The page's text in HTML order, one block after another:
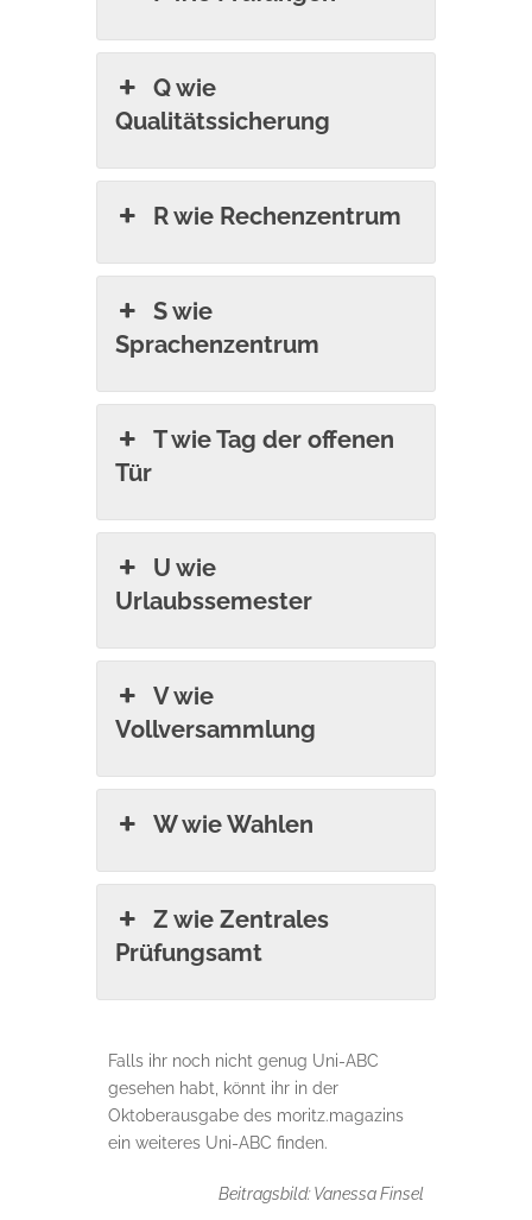
Q wie
Qualitätssicherung
R wie Rechenzentrum
S wie
Sprachenzentrum
T wie Tag der offenen
Tür
U wie
Urlaubssemester
V wie
Vollversammlung
W wie Wahlen
Z wie Zentrales
Prüfungsamt
Falls ihr noch nicht genug Uni-ABC
gesehen habt, könnt ihr in der
Oktoberausgabe des moritz.magazins
ein weiteres Uni-ABC finden.
Beitragsbild: Vanessa Finsel